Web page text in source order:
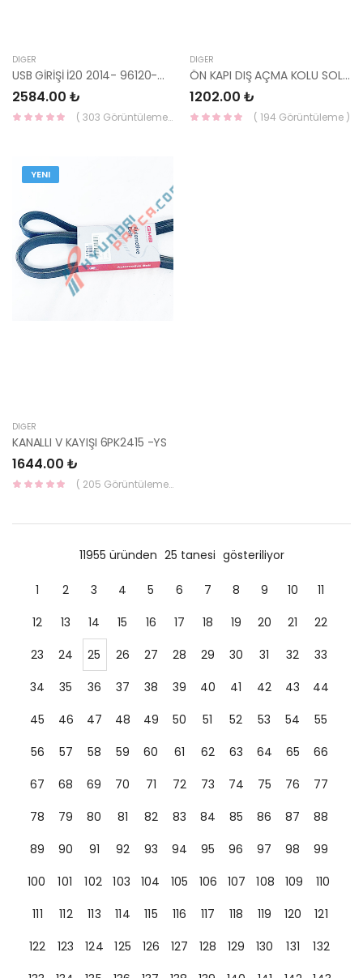
DIĞER
USB GİRİŞİ İ20 2014- 96120-C7500-HMC
2584.00 ₺
( 303 Görüntüleme )
DIĞER
ÖN KAPI DIŞ AÇMA KOLU SOL SORENTO 03-09 KROM 82650-3E051-KORE
1202.00 ₺
( 194 Görüntüleme )
YENI
DIĞER
KANALLI V KAYIŞI 6PK2415 -YS
1644.00 ₺
( 205 Görüntüleme )
11955 üründen 25 tanesi gösteriliyor
1 2 3 4 5 6 7 8 9 10
11
12
13 14 15 16 17 18 19 20 21
22
23
24 25 26 27 28 29 30 31 32
33
34
35 36 37 38 39 40 41 42 43
44
45
46 47 48 49 50 51 52 53 54
55
56
57 58 59 60 61 62 63 64 65
66
67
68 69 70 71 72 73 74 75 76
77
78
79 80 81 82 83 84 85 86 87
88
89
90 91 92 93 94 95 96 97 98
99
100
101 102 103 104 105 106 107 108 109
110
111
112 113 114 115 116 117 118 119 120
121
122
123 124 125 126 127 128 129 130 131
132